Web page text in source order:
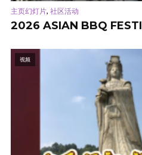
主页幻灯片, 社区活动
2026 ASIAN BBQ
视频